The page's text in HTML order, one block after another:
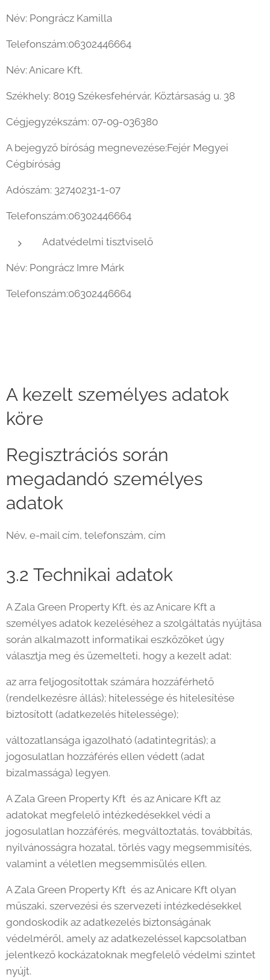
Név: Pongrácz Kamilla
Telefonszám:06302446664
Név: Anicare Kft.
Székhely: 8019 Székesfehérvár, Köztársaság u. 38
Cégjegyzékszám: 07-09-036380
A bejegyző bíróság megnevezése:Fejér Megyei
Cégbíróság
Adószám: 32740231-1-07
Telefonszám:06302446664
Adatvédelmi tisztviselő
Név: Pongrácz Imre Márk
Telefonszám:06302446664
A kezelt személyes adatok
köre
Regisztrációs során
megadandó személyes
adatok
Név, e-mail cím, telefonszám, cím
3.2 Technikai adatok
A Zala Green Property Kft. és az Anicare Kft a
személyes adatok kezeléséhez a szolgáltatás nyújtása
során alkalmazott informatikai eszközöket úgy
választja meg és üzemelteti, hogy a kezelt adat:
az arra feljogosítottak számára hozzáférhető
(rendelkezésre állás); hitelessége és hitelesítése
biztosított (adatkezelés hitelessége);
változatlansága igazolható (adatintegritás); a
jogosulatlan hozzáférés ellen védett (adat
bizalmassága) legyen.
A Zala Green Property Kft és az Anicare Kft az
adatokat megfelelő intézkedésekkel védi a
jogosulatlan hozzáférés, megváltoztatás, továbbítás,
nyilvánosságra hozatal, törlés vagy megsemmisítés,
valamint a véletlen megsemmisülés ellen.
A Zala Green Property Kft és az Anicare Kft olyan
műszaki, szervezési és szervezeti intézkedésekkel
gondoskodik az adatkezelés biztonságának
védelméről, amely az adatkezeléssel kapcsolatban
jelentkező kockázatoknak megfelelő védelmi szintet
nyújt.